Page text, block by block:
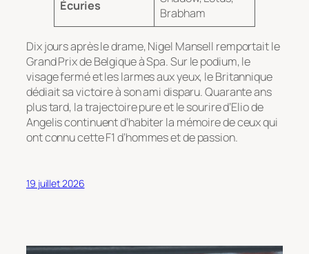
Écuries
Brabham
Dix jours après le drame, Nigel Mansell remportait le
Grand Prix de Belgique à Spa. Sur le podium, le
visage fermé et les larmes aux yeux, le Britannique
dédiait sa victoire à son ami disparu. Quarante ans
plus tard, la trajectoire pure et le sourire d’Elio de
Angelis continuent d’habiter la mémoire de ceux qui
ont connu cette F1 d’hommes et de passion.
19 juillet 2026